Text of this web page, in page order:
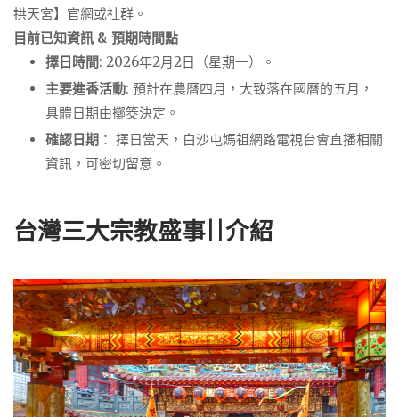
拱天宮】官網或社群 。
目前已知資訊 & 預期時間點
擇日時間: 2026年2月2日（星期一）。
主要進香活動: 預計在農曆四月，大致落在國曆的五月，
具體日期由擲筊決定。
確認日期 ： 擇日當天，白沙屯媽祖網路電視台會直播相關
資訊，可密切留意。
台灣三大宗教盛事|| 介紹